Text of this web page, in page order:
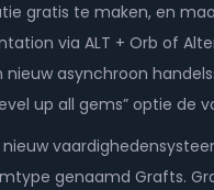
gratis te maken, en
via ALT + Orb of
nieuw asynchroon
up all gems” optie de
nieuw
genaamd Grafts.